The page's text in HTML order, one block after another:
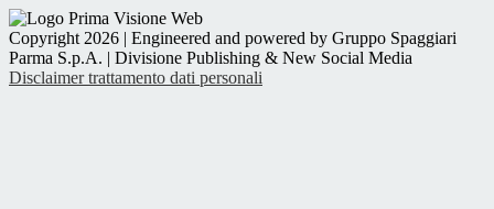
Copyright 2026 | Engineered and powered by Gruppo Spaggiari
Parma S.p.A. | Divisione Publishing & New Social Media
Disclaimer trattamento dati personali